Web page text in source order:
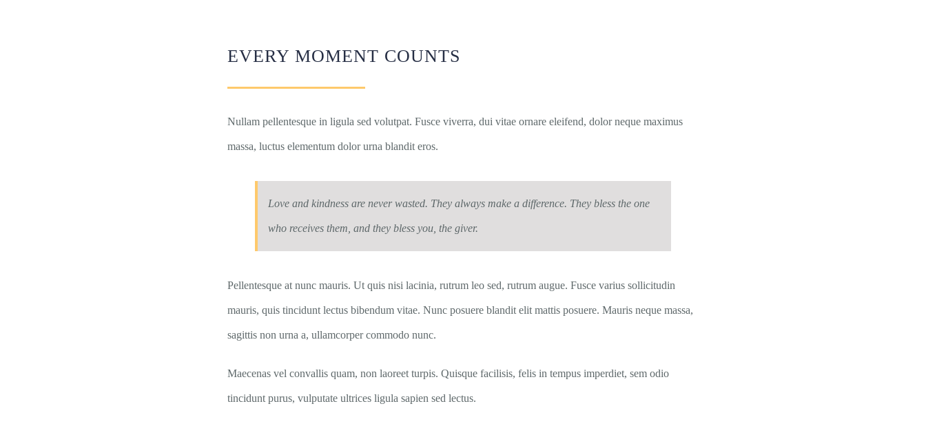
EVERY MOMENT COUNTS
Nullam pellentesque in ligula sed volutpat. Fusce viverra, dui vitae ornare eleifend, dolor neque maximus
massa, luctus elementum dolor urna blandit eros.
Love and kindness are never wasted. They always make a difference. They bless the one
who receives them, and they bless you, the giver.
Pellentesque at nunc mauris. Ut quis nisi lacinia, rutrum leo sed, rutrum augue. Fusce varius sollicitudin
mauris, quis tincidunt lectus bibendum vitae. Nunc posuere blandit elit mattis posuere. Mauris neque massa,
sagittis non urna a, ullamcorper commodo nunc.
Maecenas vel convallis quam, non laoreet turpis. Quisque facilisis, felis in tempus imperdiet, sem odio
tincidunt purus, vulputate ultrices ligula sapien sed lectus.